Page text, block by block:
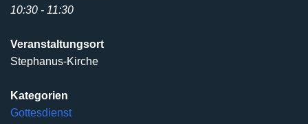
10:30 - 11:30
Veranstaltungsort
Stephanus-Kirche
Kategorien
Gottesdienst